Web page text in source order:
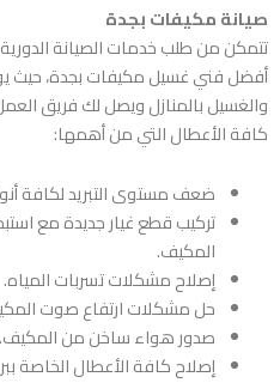
صيانة مكيفات بجدة
تتمكن من طلب خدمات الصيانة
أفضلفني غسيل مكيفات بجدة، حيث
والغسيل بالمنازل ويصل لك فريق
كافة الأعطال التي من أهمها:
ضعف مستوى التبريد لكافة
تركيب قطع غيار جديدة مع
المكيف.
إصلاح مشكلات تسربات المياه.
حل مشكلات ارتفاع صوت
صدور هواء ساخن من المكيف.
إصلاح كافة الأعطال الخاصة